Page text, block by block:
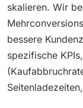
skalieren. Wir
bessere
spezifische